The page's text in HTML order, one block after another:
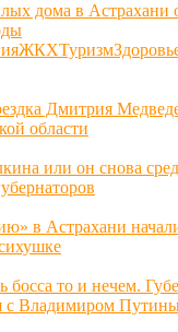
дома в Астрахани
ЖКХТуризм
Дмитрия
области
или он снова
в Астрахани
босса то и нечем.
с Владимиром